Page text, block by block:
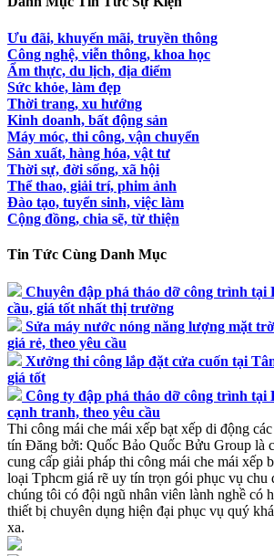
Ưu đãi, khuyến mãi, truyền thông
Công nghệ, viễn thông, khoa học
Ẩm thực, du lịch, địa điểm
Sức khỏe, làm đẹp
Thời trang, xu hướng
Kinh doanh, bất động sản
Máy móc, thi công, vận chuyển
Sản xuất, hàng hóa, vật tư
Thời sự, đời sống, xã hội
Thể thao, giải trí, phim ảnh
Đào tạo, tuyển sinh, việc làm
Cộng đồng, chia sẽ, từ thiện
Tin Tức Cùng Danh Mục
Chuyên đập phá tháo dỡ công trình tại
cầu, giá tốt nhất thị trường
Sửa máy nước nóng năng lượng mặt
giá rẻ, theo yêu cầu
Xưởng thi công lắp đặt cửa cuốn tại
giá tốt
Công ty đập phá tháo dỡ công trình tại
cạnh tranh, theo yêu cầu
Thi công mái che mái xếp bạt xếp di động
tín Đăng bởi: Quốc Bảo Quốc Bửu Group là
cung cấp giải pháp thi công mái che mái xếp
loại Tphcm giá rẽ uy tín trọn gói phục vụ chu
chúng tôi có đội ngũ nhân viên lành nghề có
thiết bị chuyên dụng hiện đại phục vụ quý
xa.